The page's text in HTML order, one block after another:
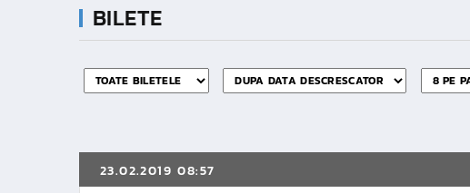
BILETE
23.02.2019 08:57